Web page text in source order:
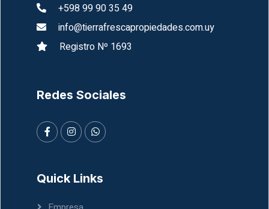
+598 99 90 35 49
info@tierrafrescapropiedades.com.uy
Registro Nº 1693
Redes Sociales
Quick Links